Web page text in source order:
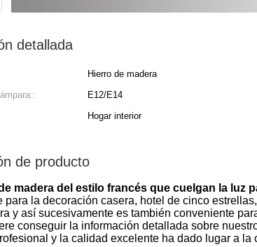
detallada
Hierro de madera
E12/E14
Hogar interior
de producto
madera del estilo francés que cuelgan la luz
para la decoración casera, hotel de cinco
y así sucesivamente es también conveniente
conseguir la información detallada sobre
y la calidad excelente ha dado lugar a